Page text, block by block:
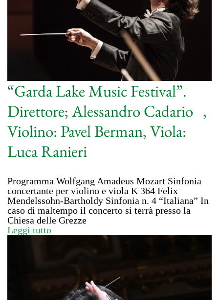
“Garda Lake Music Festival”.
Direttore; Alessandro Cadario ,
Violino: Pavel Berman, Viola:
Luca Ranieri
Programma Wolfgang Amadeus Mozart Sinfonia
concertante per violino e viola K 364 Felix
Mendelssohn-Bartholdy Sinfonia n. 4 “Italiana” In
caso di maltempo il concerto si terrà presso la
Chiesa delle Grezze
Leggi tutto